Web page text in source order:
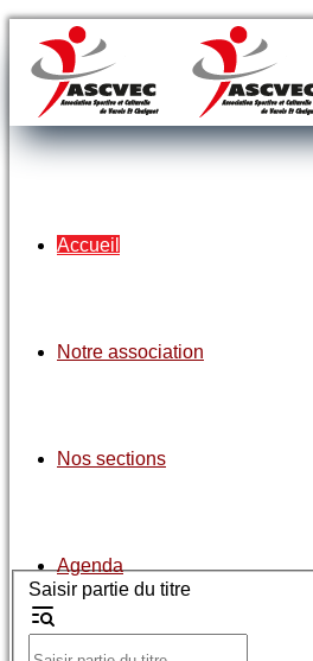
Accueil
Notre association
Nos sections
Agenda
Saisir partie du titre